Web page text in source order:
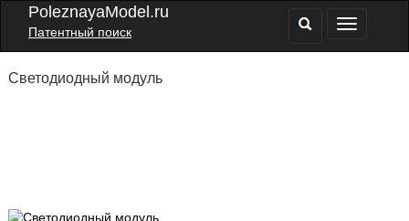
PoleznayaModel.ru
Патентный поиск
Светодиодный модуль